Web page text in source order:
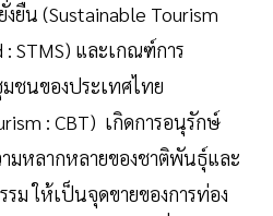
งยืน (Sustainable Tourism
STMS) และเกณฑ์การ
ชนของประเทศไทย
: CBT) เกิดการอนุรักษ์
มหลากหลายของชาติพันธุ์และ
ม ให้เป็นจุดขายของการท่อง